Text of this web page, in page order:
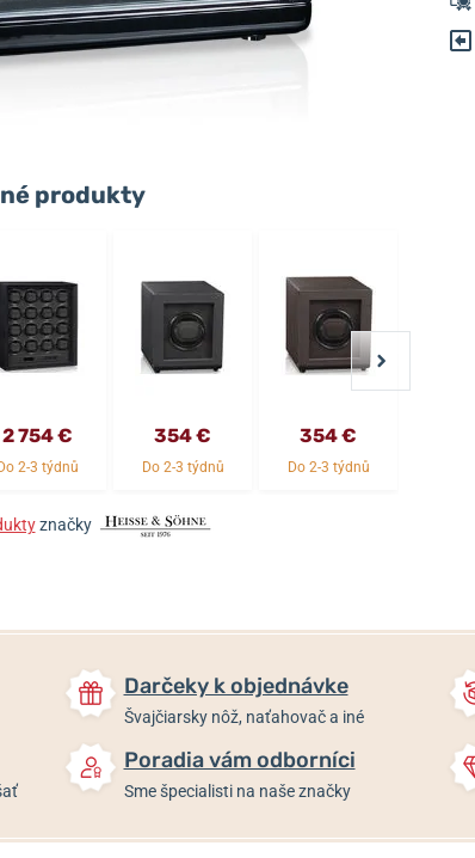
produkty
2 754 €
Do 2-3 týdnů
354 €
Do 2-3 týdnů
354 €
Do 2-3 týdnů
značky
Darčeky k objednávke
Švajčiarsky nôž, naťahovač a iné
Poradia vám odborníci
Sme špecialisti na naše značky